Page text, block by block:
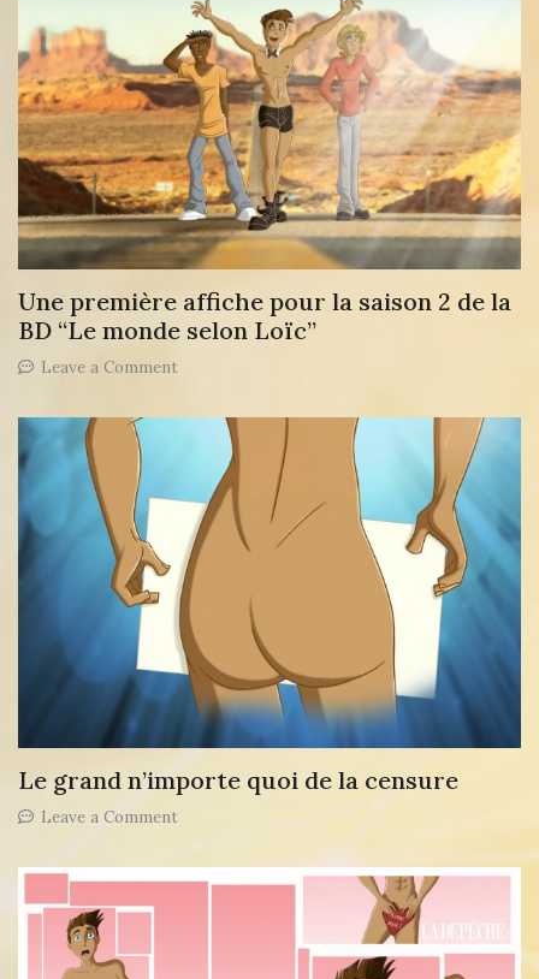
affiche
pour
la
saison
4
de
la
BD
Le
monde
selon
Loïc
Une première affiche pour la saison 2 de la
BD “Le monde selon Loïc”
Leave a Comment
première
saison
de
la
BD
“Le
monde
selon
Loïc”
Le grand n’importe quoi de la censure
Leave a Commenton
grand
n’importe